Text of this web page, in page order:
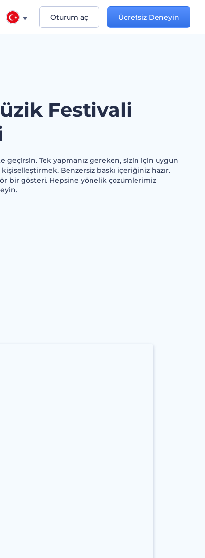
Oturum aç Ücretsiz Deneyin
Festivali
geçirsin. Tek yapmanız gereken, sizin için uygun
Benzersiz baskı içeriğiniz hazır.
bir gösteri. Hepsine yönelik çözümlerimiz